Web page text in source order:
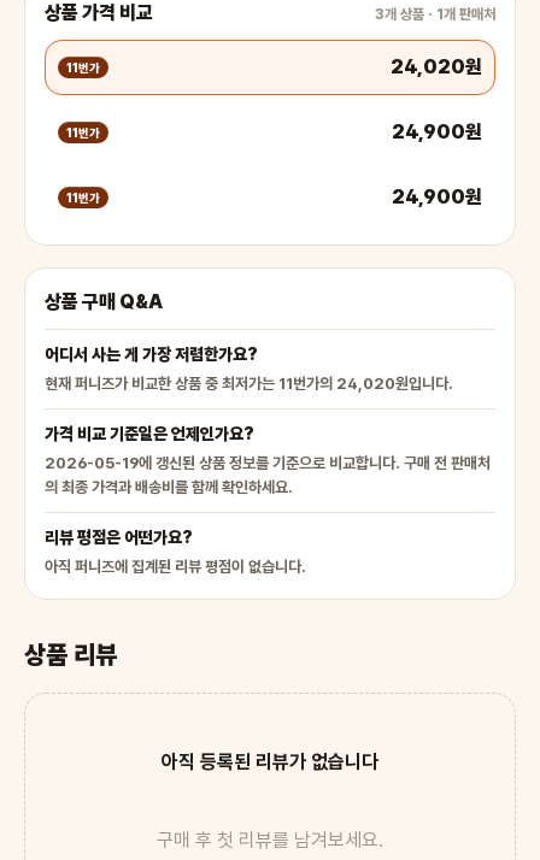
상품 가격 비교 3개 상품 · 1개 판매처
11번가 24,020원
11번가 24,900원
11번가 24,900원
상품 구매 Q&A
어디서 사는 게 가장 저렴한가요?
현재 퍼니즈가 비교한 상품 중 최저가는 11번가의 24,020원입니다.
가격 비교 기준일은 언제인가요?
2026-05-19에 갱신된 상품 정보를 기준으로 비교합니다. 구매 전 판매처
의 최종 가격과 배송비를 함께 확인하세요.
리뷰 평점은 어떤가요?
아직 퍼니즈에 집계된 리뷰 평점이 없습니다.
상품 리뷰
아직 등록된 리뷰가 없습니다
구매 후 첫 리뷰를 남겨보세요.